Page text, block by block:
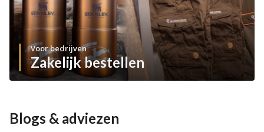
Voor bedrijven
Zakelijk bestellen
Blogs & adviezen